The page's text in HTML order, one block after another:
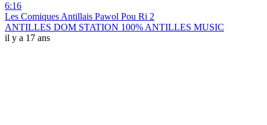
6:16
Les Comiques Antillais Pawol Pou Ri 2
ANTILLES DOM STATION 100% ANTILLES MUSIC
il y a 17 ans